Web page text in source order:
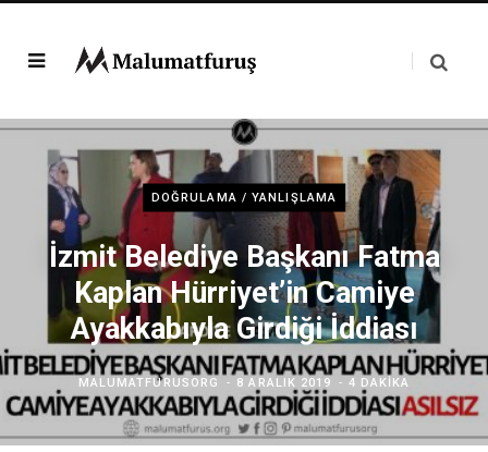
DOĞRULAMA / YANLIŞLAMA
İzmit Belediye Başkanı Fatma
Kaplan Hürriyet’in Camiye
Ayakkabıyla Girdiği İddiası
MALUMATFURUSORG 8 ARALIK 2019 4 DAKIKA